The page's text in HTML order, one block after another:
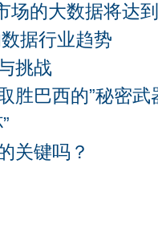
场的大数据将达
据行业趋势
挑战
胜巴西的”秘密武
关键吗？